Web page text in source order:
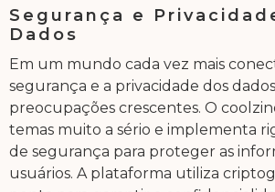
Segurança e
Dados
Em um mundo cada vez mais
segurança e a privacidade dos
preocupações crescentes. O
temas muito a sério e implementa
de segurança para proteger as
usuários. A plataforma utiliza